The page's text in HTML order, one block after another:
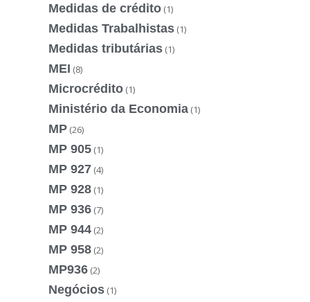
Medidas de crédito (1)
Medidas Trabalhistas (1)
Medidas tributárias (1)
MEI (8)
Microcrédito (1)
Ministério da Economia (1)
MP (26)
MP 905 (1)
MP 927 (4)
MP 928 (1)
MP 936 (7)
MP 944 (2)
MP 958 (2)
MP936 (2)
Negócios (1)